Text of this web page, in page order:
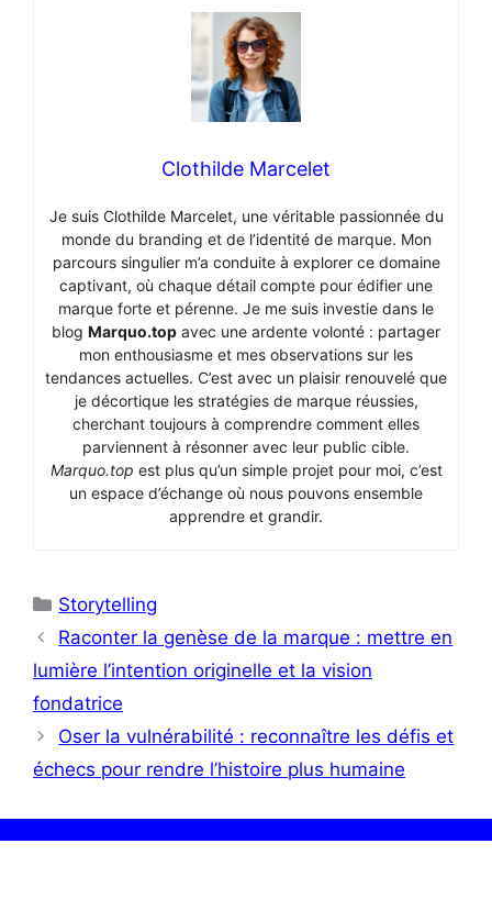
Clothilde Marcelet
Je suis Clothilde Marcelet, une véritable passionnée du
monde du branding et de l’identité de marque. Mon
parcours singulier m’a conduite à explorer ce domaine
captivant, où chaque détail compte pour édifier une
marque forte et pérenne. Je me suis investie dans le
blog Marquo.top avec une ardente volonté : partager
mon enthousiasme et mes observations sur les
tendances actuelles. C’est avec un plaisir renouvelé que
je décortique les stratégies de marque réussies,
cherchant toujours à comprendre comment elles
parviennent à résonner avec leur public cible.
Marquo.top est plus qu’un simple projet pour moi, c’est
un espace d’échange où nous pouvons ensemble
apprendre et grandir.
Catégories
Storytelling
Raconter la genèse de la marque : mettre en
lumière l’intention originelle et la vision
fondatrice
Oser la vulnérabilité : reconnaître les défis et
échecs pour rendre l’histoire plus humaine